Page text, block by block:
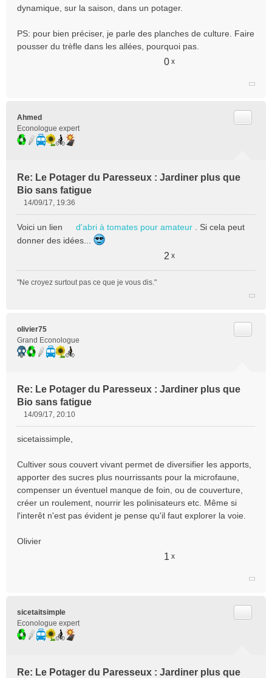
dynamique, sur la saison, dans un potager.
PS: pour bien préciser, je parle des planches de culture. Faire
pousser du trèfle dans les allées, pourquoi pas.
0 x
Ahmed
Econologue expert
Re: Le Potager du Paresseux : Jardiner plus que
Bio sans fatigue
s
s
n
u
14/09/17, 19:36
Voici un lien d'abri à tomates pour amateur . Si cela peut
donner des idées...
2 x
"Ne croyez surtout pas ce que je vous dis."
olivier75
Grand Econologue
Re: Le Potager du Paresseux : Jardiner plus que
Bio sans fatigue
s
a
g
e
n
n
u
14/09/17, 20:10
sicetaissimple,
Cultiver sous couvert vivant permet de diversifier les apports,
apporter des sucres plus nourrissants pour la microfaune,
compenser un éventuel manque de foin, ou de couverture,
créer un roulement, nourrir les polinisateurs etc. Même si
l'interêt n'est pas évident je pense qu'il faut explorer la voie.
Olivier
1 x
sicetaitsimple
Econologue expert
Re: Le Potager du Paresseux : Jardiner plus que